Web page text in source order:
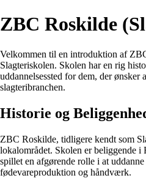
ZBC Roskilde
Velkommen til en introduktion af
Slagteriskolen. Skolen har en rig
uddannelsessted for dem, der
slagteribranchen.
Historie og
ZBC Roskilde, tidligere kendt som
lokalområdet. Skolen er beliggende i
spillet en afgørende rolle i at
fødevareproduktion og håndværk.